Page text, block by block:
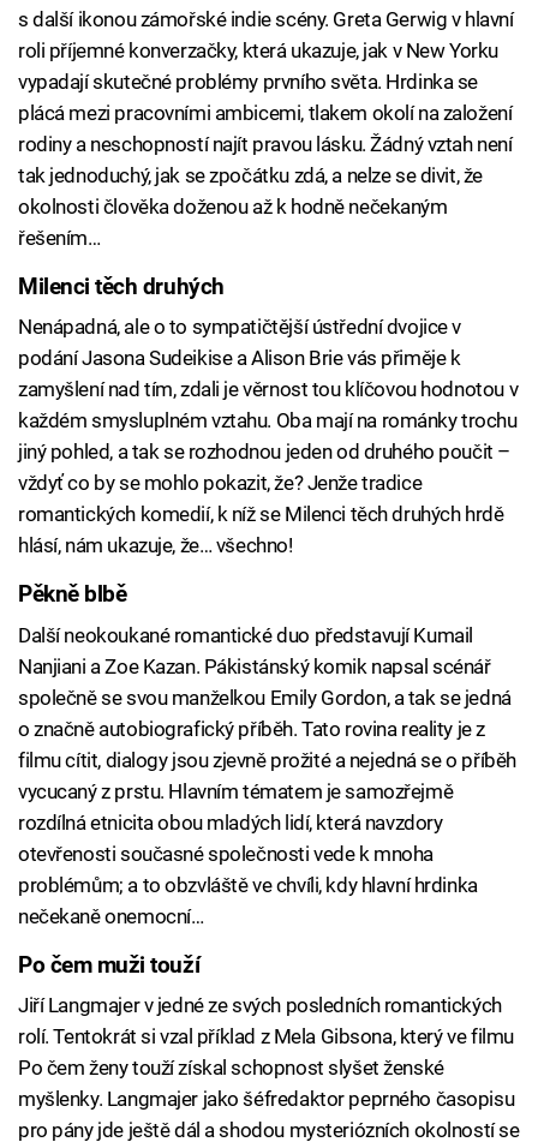
s další ikonou zámořské indie scény. Greta Gerwig v hlavní
roli příjemné konverzačky, která ukazuje, jak v New Yorku
vypadají skutečné problémy prvního světa. Hrdinka se
plácá mezi pracovními ambicemi, tlakem okolí na založení
rodiny a neschopností najít pravou lásku. Žádný vztah není
tak jednoduchý, jak se zpočátku zdá, a nelze se divit, že
okolnosti člověka doženou až k hodně nečekaným
řešením…
Milenci těch druhých
Nenápadná, ale o to sympatičtější ústřední dvojice v
podání Jasona Sudeikise a Alison Brie vás přiměje k
zamyšlení nad tím, zdali je věrnost tou klíčovou hodnotou v
každém smysluplném vztahu. Oba mají na románky trochu
jiný pohled, a tak se rozhodnou jeden od druhého poučit –
vždyť co by se mohlo pokazit, že? Jenže tradice
romantických komedií, k níž se Milenci těch druhých hrdě
hlásí, nám ukazuje, že… všechno!
Pěkně blbě
Další neokoukané romantické duo představují Kumail
Nanjiani a Zoe Kazan. Pákistánský komik napsal scénář
společně se svou manželkou Emily Gordon, a tak se jedná
o značně autobiografický příběh. Tato rovina reality je z
filmu cítit, dialogy jsou zjevně prožité a nejedná se o příběh
vycucaný z prstu. Hlavním tématem je samozřejmě
rozdílná etnicita obou mladých lidí, která navzdory
otevřenosti současné společnosti vede k mnoha
problémům; a to obzvláště ve chvíli, kdy hlavní hrdinka
nečekaně onemocní…
Po čem muži touží
Jiří Langmajer v jedné ze svých posledních romantických
rolí. Tentokrát si vzal příklad z Mela Gibsona, který ve filmu
Po čem ženy touží získal schopnost slyšet ženské
myšlenky. Langmajer jako šéfredaktor peprného časopisu
pro pány jde ještě dál a shodou mysteriózních okolností se